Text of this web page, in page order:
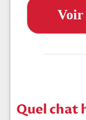
Voir
Quel chat